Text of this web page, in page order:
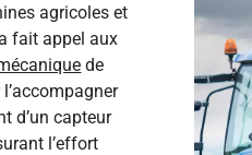
agricoles et
fait appel aux
de
l’accompagner
d’un capteur
l’effort